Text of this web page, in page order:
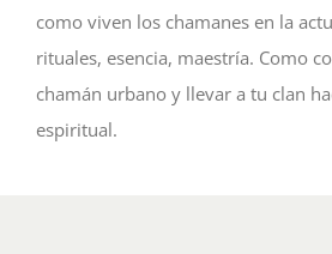
como viven los chamanes en la
rituales, esencia, maestría. Como
chamán urbano y llevar a tu clan
espiritual.